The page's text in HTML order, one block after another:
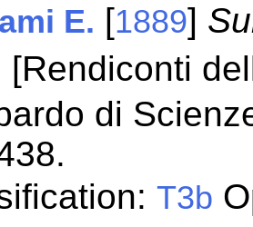
E. [1889]
[Rendiconti
di
T3b